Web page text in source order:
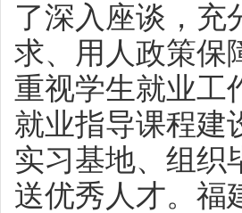
了深入座谈，充
求、用人政策保
重视学生就业工
就业指导课程建
实习基地、组织
送优秀人才。福